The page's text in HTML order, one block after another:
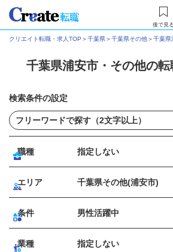
後で見る
クリエイト転職・求人TOP ＞千葉県＞千葉県その他＞千葉県
千葉県浦安市・その他の
検索条件の設定
職種 指定しない
エリア 千葉県その他(浦安市)
条件 男性活躍中
業種 指定しない